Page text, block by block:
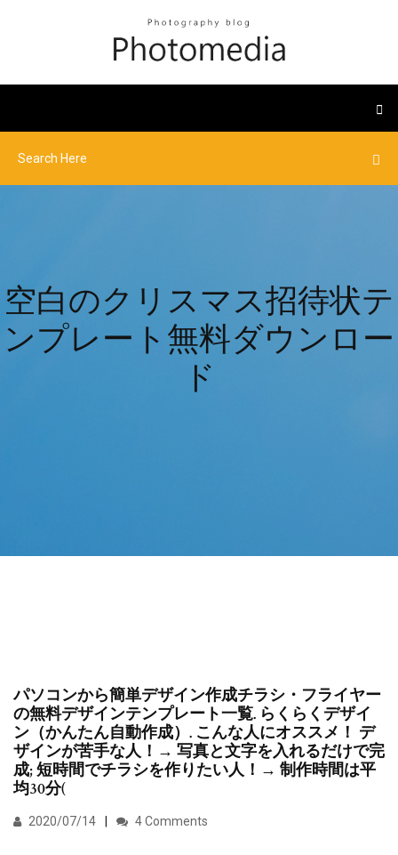
空白のクリスマス招待状テ
ンプレート無料ダウンロー
ド
パソコンから簡単デザイン作成チラシ・フライヤー
の無料デザインテンプレート一覧. らくらくデザイ
ン（かんたん自動作成）. こんな人にオススメ！ デ
ザインが苦手な人！→ 写真と文字を入れるだけで完
成; 短時間でチラシを作りたい人！→ 制作時間は平
均30分(
2020/07/14 4 Comments